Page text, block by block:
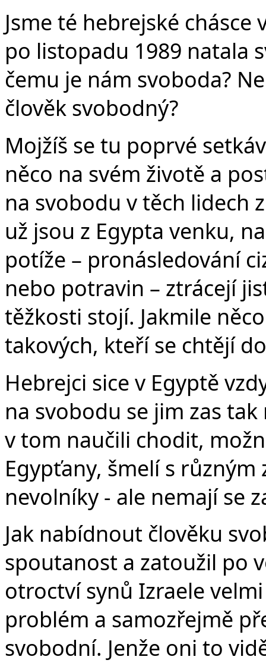
Jsme té hebrejské
po listopadu 1989 natala
čemu je nám svoboda?
člověk svobodný?
Mojžíš se tu poprvé
něco na svém životě a
na svobodu v těch lidech
už jsou z Egypta venku,
potíže – pronásledování
nebo potravin – ztrácejí
těžkosti stojí. Jakmile
takových, kteří se chtějí
Hebrejci sice v Egyptě
na svobodu se jim zas
v tom naučili chodit,
Egypťany, šmelí s
nevolníky - ale nemají se
Jak nabídnout člověku
spoutanost a zatoužil po
otroctví synů Izraele
problém a samozřejmě
svobodní. Jenže oni to